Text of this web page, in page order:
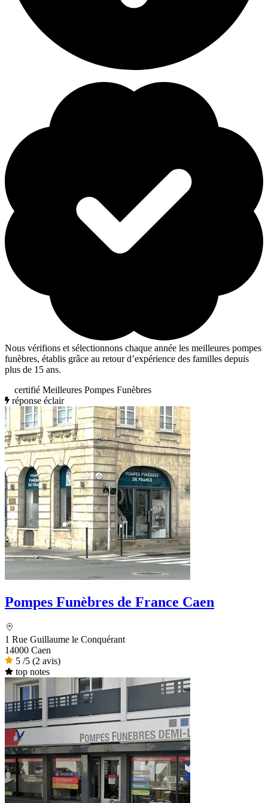
Nous vérifions et sélectionnons chaque année les meilleures pompes
funèbres, établis grâce au retour d’expérience des familles depuis
plus de 15 ans.
certifié Meilleures Pompes Funèbres
réponse éclair
Pompes Funèbres de France Caen
1 Rue Guillaume le Conquérant
14000 Caen
5 /5 (2 avis)
top notes